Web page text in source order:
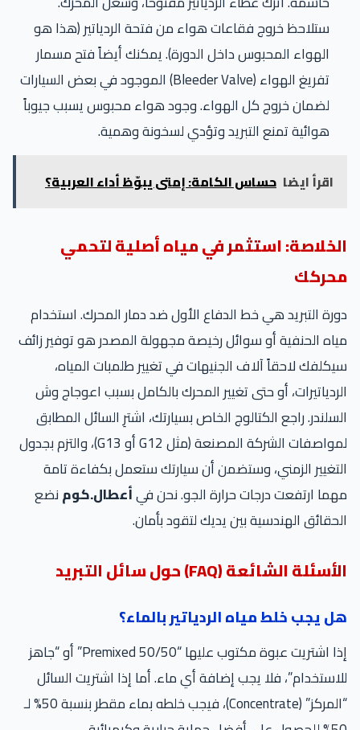
ستلاحظ خروج فقاعات هواء من فتحة الردياتير (هذا هو
الهواء المحبوس داخل الدورة). يمكنك أيضاً فتح مسمار
تفريغ الهواء (Bleeder Valve) الموجود في بعض السيارات
لضمان خروج كل الهواء. وجود هواء محبوس يسبب جيوباً
هوائية تمنع التبريد وتؤدي لسخونة وهمية.
اقرأ ايضا حساس الكامة: إمتى يبوّظ أداء العربية؟
الخلاصة: استثمر في مياه أصلية لتحمي
محركك
دورة التبريد هي خط الدفاع الأول ضد دمار المحرك. استخدام
مياه الحنفية أو سوائل رخيصة مجهولة المصدر هو توفير زائف
سيكلفك لاحقاً آلاف الجنيهات في تغيير طلمبات المياه،
الردياتيرات، أو حتى تغيير المحرك بالكامل بسبب اعوجاج وش
السلندر. راجع الكتالوج الخاص بسيارتك، اشترِ السائل المطابق
لمواصفات الشركة المصنعة (مثل G12 أو G13)، والتزم بجدول
التغيير الزمني، وستضمن أن سيارتك ستعمل بكفاءة تامة
مهما ارتفعت درجات حرارة الجو. نحن فيأعطال.كومنضع
الحقائق الهندسية بين يديك لتقود بأمان.
الأسئلة الشائعة (FAQ) حول سائل التبريد
هل يجب خلط مياه الردياتير بالماء؟
إذا اشتريت عبوة مكتوب عليها “Premixed 50/50” أو “جاهز
للاستخدام”، فلا يجب إضافة أي ماء. أما إذا اشتريت السائل
“المركز” (Concentrate)، فيجب خلطه بماء مقطر بنسبة 50% لـ